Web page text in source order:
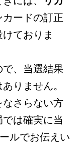
カードの訂正
ておりま
で、当選結果
りません。
さらない方
は確実に当
ルでお伝えい